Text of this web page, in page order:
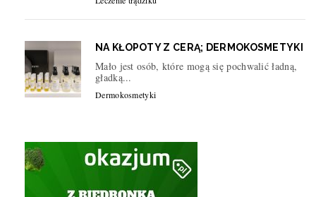
NA KŁOPOTY Z CERĄ; DERMOKOSMETYKI
Mało jest osób, które mogą się pochwalić ładną,
gładką...
Dermokosmetyki